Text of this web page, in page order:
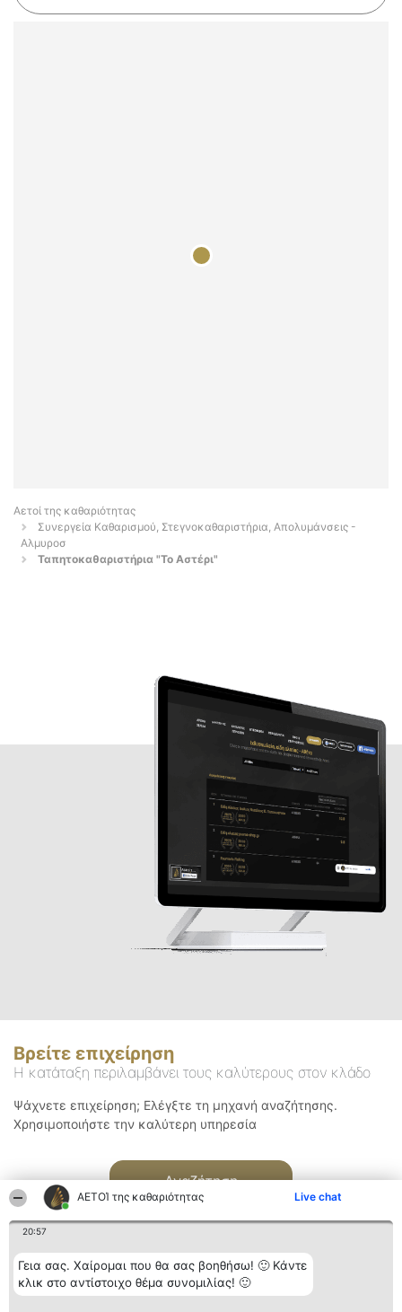
ΑΕΤΟΊ της καθαριότητας Live chat
20:57
Γεια σας. Χαίρομαι που θα σας βοηθήσω! 🙂 Κάντε
κλικ στο αντίστοιχο θέμα συνομιλίας! 🙂
Αετοί της καθαριότητας
Συνεργεία Καθαρισμού, Στεγνοκαθαριστήρια, Απολυμάνσεις -
Αλμυροσ
Ταπητοκαθαριστήρια "Το Αστέρι"
Βρείτε επιχείρηση
Η κατάταξη περιλαμβάνει τους καλύτερους στον κλάδο
Ψάχνετε επιχείρηση; Ελέγξτε τη μηχανή αναζήτησης.
Χρησιμοποιήστε την καλύτερη υπηρεσία
Αναζήτηση